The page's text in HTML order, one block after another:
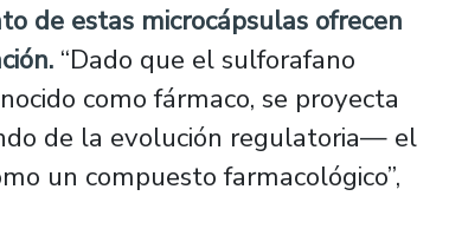
de estas microcápsulas ofrecen
“Dado que el sulforafano
como fármaco, se proyecta
de la evolución regulatoria— el
un compuesto farmacológico”,